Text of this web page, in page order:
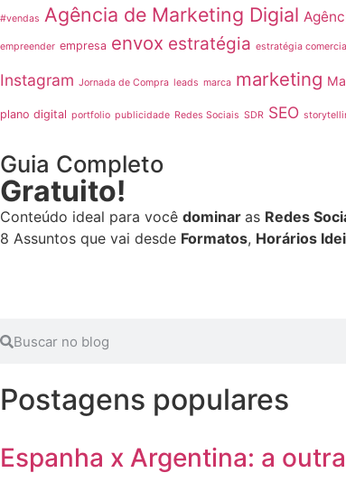
#vendas Agência de Marketing Digial
empreender empresa envox estratégia estratégia
Instagram Jornada de Compra leads marca marketing
plano digital portfolio publicidade Redes Sociais SDR SEO
Guia Completo
Gratuito!
Conteúdo ideal para você dominar as Redes
8 Assuntos que vai desde Formatos, Horários
Postagens populares
Espanha x Argentina: a